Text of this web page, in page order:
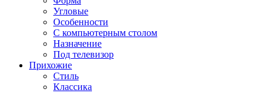
Угловые
Особенности
С компьютерным столом
Назначение
Под телевизор
Прихожие
Стиль
Классика